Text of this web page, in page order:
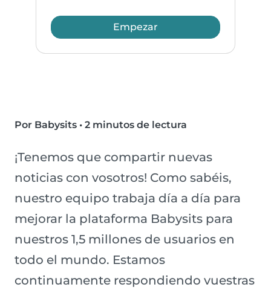
Empezar
Por Babysits • 2 minutos de lectura
¡Tenemos que compartir nuevas
noticias con vosotros! Como sabéis,
nuestro equipo trabaja día a día para
mejorar la plataforma Babysits para
nuestros 1,5 millones de usuarios en
todo el mundo. Estamos
continuamente respondiendo vuestras